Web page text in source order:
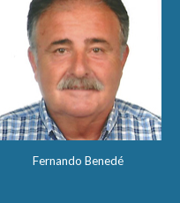
Fernando Benedé